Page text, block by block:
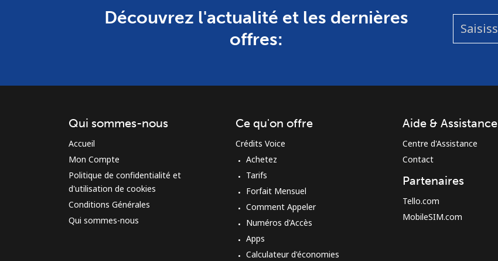
Découvrez l'actualité et les dernières
offres:
Qui sommes-nous
Accueil
Mon Compte
Politique de confidentialité et
d'utilisation de cookies
Conditions Générales
Qui sommes-nous
Ce qu'on offre
Crédits Voice
Achetez
Tarifs
Forfait Mensuel
Comment Appeler
Numéros d'Accès
Apps
Calculateur d'économies
Aide & Assistance
Centre d'Assistance
Contact
Partenaires
Tello.com
MobileSIM.com